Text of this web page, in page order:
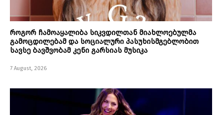
როგორ ჩამოაყალიბა სიკვდილთან მიახლოებულმა
გამოცდილებამ და სოციალური პასუხისმგებლობით
სავსე ბავშვობამ კენი გარსიას მუსიკა
7 August, 2026